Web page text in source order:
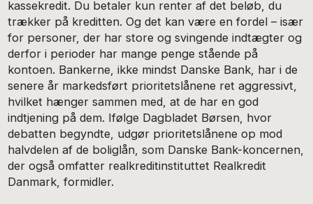
kassekredit. Du betaler kun renter af det beløb, du
trækker på kreditten. Og det kan være en fordel – især
for personer, der har store og svingende indtægter og
derfor i perioder har mange penge stående på
kontoen. Bankerne, ikke mindst Danske Bank, har i de
senere år markedsført prioritetslånene ret aggressivt,
hvilket hænger sammen med, at de har en god
indtjening på dem. Ifølge Dagbladet Børsen, hvor
debatten begyndte, udgør prioritetslånene op mod
halvdelen af de boliglån, som Danske Bank-koncernen,
der også omfatter realkreditinstituttet Realkredit
Danmark, formidler.